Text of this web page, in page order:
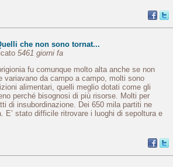
che non sono tornat...
5461 giorni fa
fu comunque molto alta anche se non
variavano da campo a campo, molti sono
alimentari, quelli meglio dotati come gli
perché bisognosi di più risorse. Molti per
di insubordinazione. Dei 650 mila partiti ne
E’ stato difficile ritrovare i luoghi di sepoltura e